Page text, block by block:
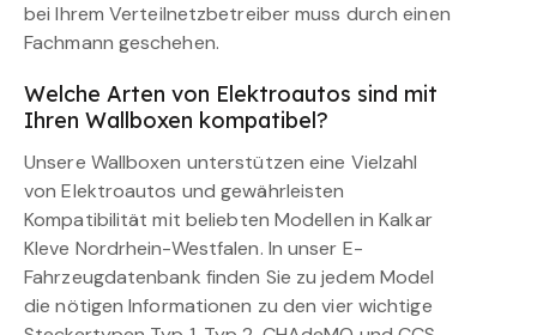
bei Ihrem Verteilnetzbetreiber muss durch einen
Fachmann geschehen.
Welche Arten von Elektroautos sind mit
Ihren Wallboxen kompatibel?
Unsere Wallboxen unterstützen eine Vielzahl
von Elektroautos und gewährleisten
Kompatibilität mit beliebten Modellen in Kalkar
Kleve Nordrhein-Westfalen. In unser E-
Fahrzeugdatenbank finden Sie zu jedem Model
die nötigen Informationen zu den vier wichtige